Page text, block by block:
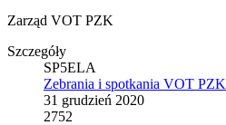
Zarząd VOT PZK
Szczegóły
SP5ELA
Zebrania i spotkania VOT PZK
31 grudzień 2020
2752